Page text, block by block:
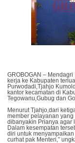
GROBOGAN –
kerja ke Kabupaten
Purwodadi,Tjahjo
kantor kecamatan di
Tegowanu,Gubug dan
Menurut Tjahjo,dari
member pelayanan yang
dibanyakin Prianya agar
Dalam kesempatan
diri untuk
curhat pak Menteri,”